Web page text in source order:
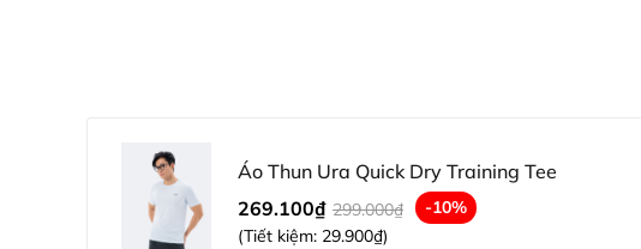
Áo Thun Ura Quick Dry Training Tee
269.100₫ 299.000₫
-10%
(Tiết kiệm: 29.900₫)